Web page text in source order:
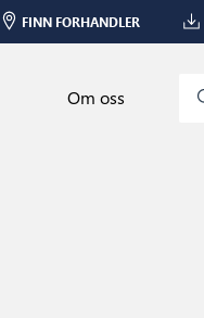
FINN FORHANDLER
Om oss